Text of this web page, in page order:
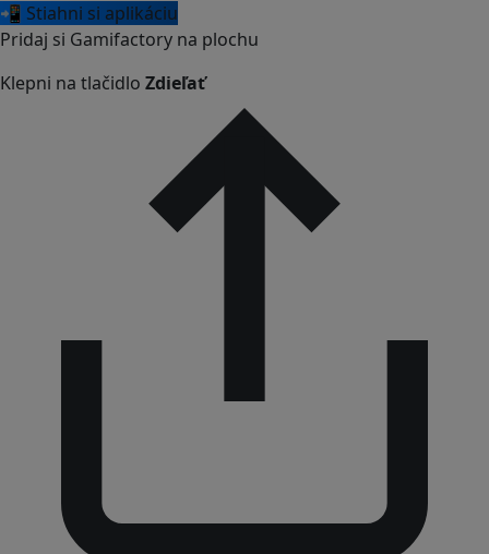
📲 Stiahni si aplikáciu
Pridaj si Gamifactory na plochu
Klepni na tlačidlo Zdieľať